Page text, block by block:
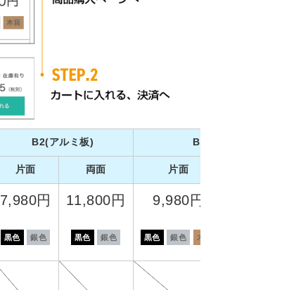
B2(アルミ板) B1(アルミ板)
片面 両面 片面
7,980円
黒色 銀色
11,800円
黒色 銀色
9,980円
黒色 銀色 木目